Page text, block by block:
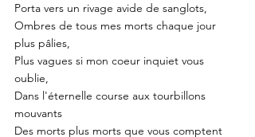
Porta vers un rivage avide de sanglots,
Ombres de tous mes morts chaque jour
plus pâlies,
Plus vagues si mon coeur inquiet vous
oublie,
Dans l'éternelle course aux tourbillons
mouvants
Des morts plus morts que vous comptent